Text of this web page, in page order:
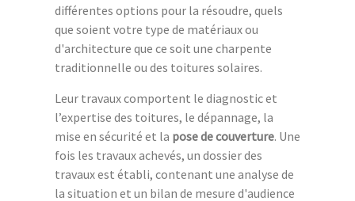
différentes options pour la résoudre, quels
que soient votre type de matériaux ou
d'architecture que ce soit une charpente
traditionnelle ou des toitures solaires.
Leur travaux comportent le diagnostic et
l’expertise des toitures, le dépannage, la
mise en sécurité et la pose de couverture. Une
fois les travaux achevés, un dossier des
travaux est établi, contenant une analyse de
la situation et un bilan de mesure d'audience